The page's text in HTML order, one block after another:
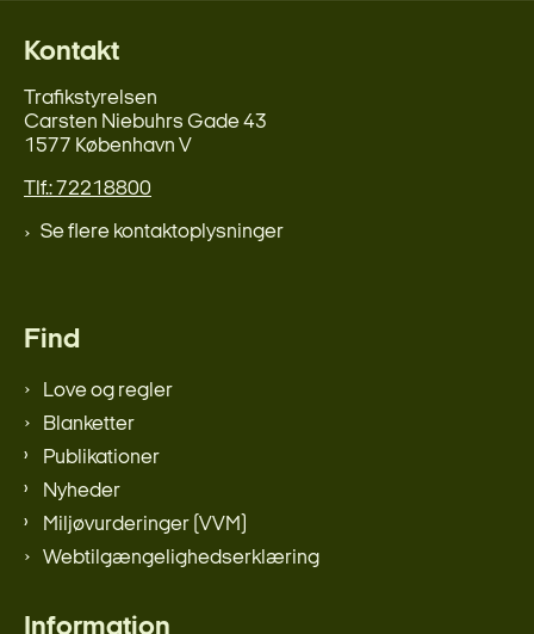
Kontakt
Trafikstyrelsen
Carsten Niebuhrs Gade 43
1577 København V
Tlf.: 72218800
Se flere kontaktoplysninger
Find
Love og regler
Blanketter
Publikationer
Nyheder
Miljøvurderinger (VVM)
Webtilgængelighedserklæring
Information